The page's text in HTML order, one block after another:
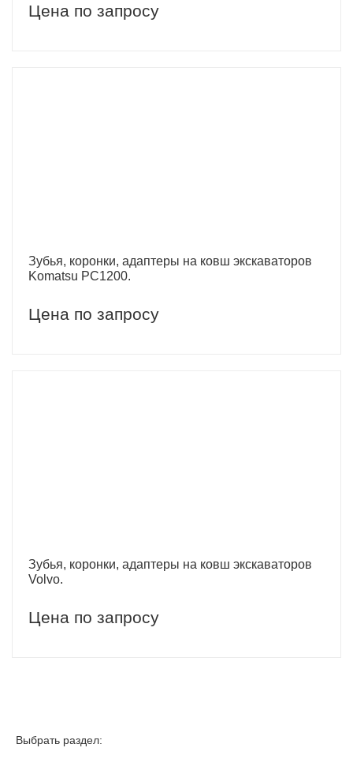
Цена по запросу
Зубья, коронки, адаптеры на ковш экскаваторов
Komatsu PC1200.
Цена по запросу
Зубья, коронки, адаптеры на ковш экскаваторов
Volvo.
Цена по запросу
Выбрать раздел: